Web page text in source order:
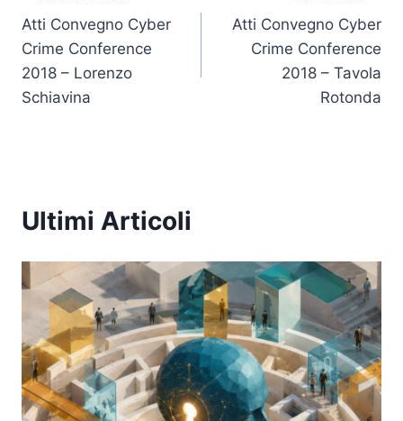
o
k
articoli
Atti Convegno Cyber
Crime Conference
2018 – Lorenzo
Schiavina
Atti Convegno Cyber
Crime Conference
2018 – Tavola
Rotonda
Ultimi Articoli